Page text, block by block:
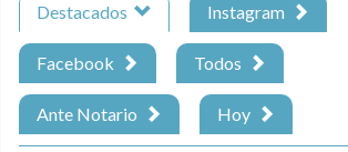
Destacados Instagram
Facebook Todos
Ante Notario Hoy